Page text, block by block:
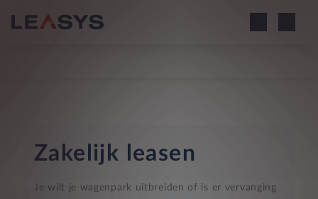
Zakelijk leasen
Je wilt je wagenpark uitbreiden of is er vervanging